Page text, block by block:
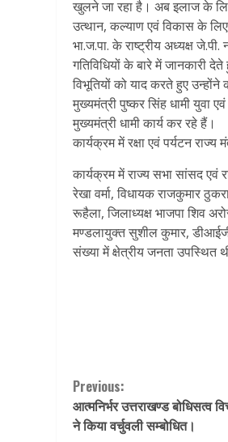
खुलने जा रहा है। अब इलाज के
उत्थान, कल्याण एवं विकास के लिए
भा.ज.पा. के राष्ट्रीय अध्यक्ष
गतिविधियों के बारे में जानकारी
विभूतियों को याद करते हुए
मुख्यमंत्री पुष्कर सिंह धामी युवा
मुख्यमंत्री धामी कार्य कर रहे हैं।
कार्यक्रम में रक्षा एवं पर्यटन
कार्यक्रम में राज्य सभा सांसद एवं
रेखा वर्मा, विधायक राजकुमार
रूहैला, जिलाध्यक्ष भाजपा शिव
मण्डलायुक्त सुशील कुमार,
संख्या में क्षेत्रीय जनता उपस्थित
Continue
Reading
Previous:
आत्मनिर्भर उत्तराखण्ड बोधिसत्व
ने किया वर्चुवली सम्बोधित।